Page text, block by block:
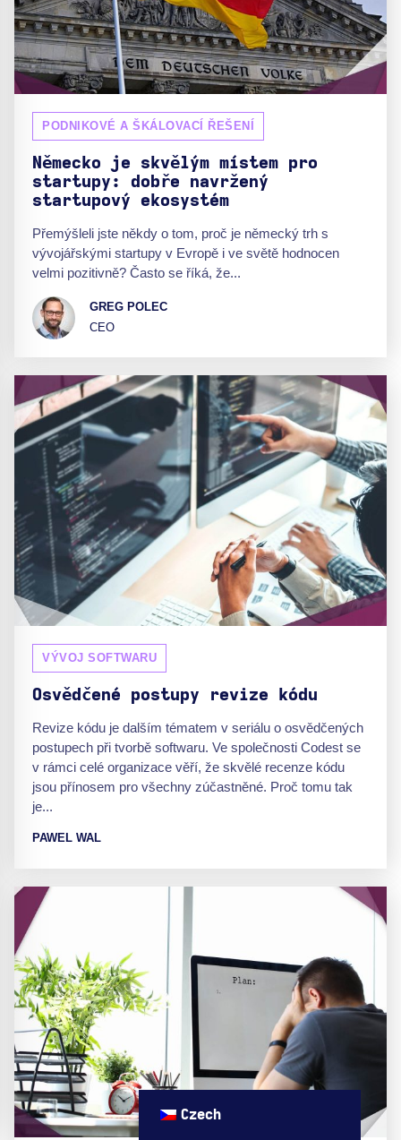
PODNIKOVÉ A ŠKÁLOVACÍ ŘEŠENÍ
Německo je skvělým místem pro
startupy: dobře navržený
startupový ekosystém
Přemýšleli jste někdy o tom, proč je německý trh s
vývojářskými startupy v Evropě i ve světě hodnocen
velmi pozitivně? Často se říká, že...
GREG POLEC
CEO
VÝVOJ SOFTWARU
Osvědčené postupy revize kódu
Revize kódu je dalším tématem v seriálu o osvědčených
postupech při tvorbě softwaru. Ve společnosti Codest se
v rámci celé organizace věří, že skvělé recenze kódu
jsou přínosem pro všechny zúčastněné. Proč tomu tak
je...
PAWEL WAL
Czech